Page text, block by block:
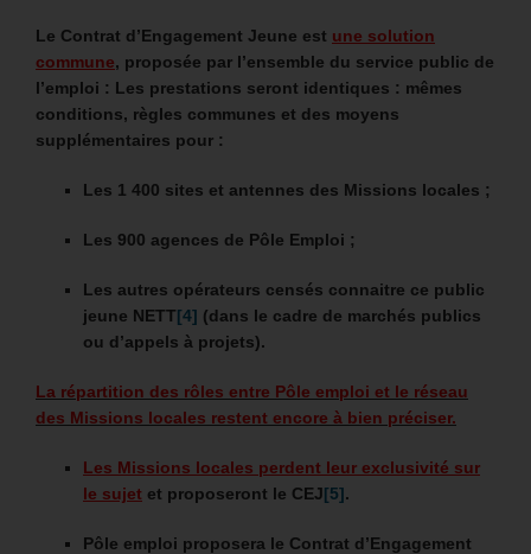
Le Contrat d’Engagement Jeune est une solution
commune, proposée par l’ensemble du service public de
l’emploi : Les prestations seront identiques : mêmes
conditions, règles communes et des moyens
supplémentaires pour :
Les 1 400 sites et antennes des Missions locales ;
Les 900 agences de Pôle Emploi ;
Les autres opérateurs censés connaitre ce public
jeune NETT[4] (dans le cadre de marchés publics
ou d’appels à projets).
La répartition des rôles entre Pôle emploi et le réseau
des Missions locales restent encore à bien préciser.
Les Missions locales perdent leur exclusivité sur
le sujet et proposeront le CEJ[5].
Pôle emploi proposera le Contrat d’Engagement